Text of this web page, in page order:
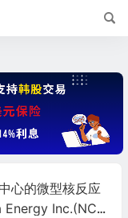
心的微型核反应
Energy Inc.(NCL